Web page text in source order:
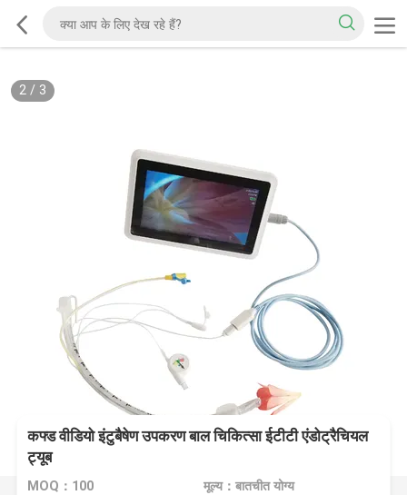
2/ 3
कफ्ड वीडियो इंटुबैषेण उपकरण बाल चिकित्सा ईटीटी एंडोट्रैचियल
ट्यूब
MOQ：100 मूल्य：बातचीत योग्य